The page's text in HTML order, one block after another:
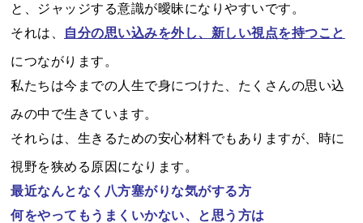
と、ジャッジする意識が曖昧になりやすいです。
それは、
自分の思い込みを外し、新しい視点を持つこと
につながります。
私たちは今までの人生で身につけた、たくさんの思い込
みの中で生きています。
それらは、生きるための安心材料でもありますが、時に
視野を狭める原因になります。
最近なんとなく八方塞がりな気がする方
何をやってもうまくいかない、と思う方は